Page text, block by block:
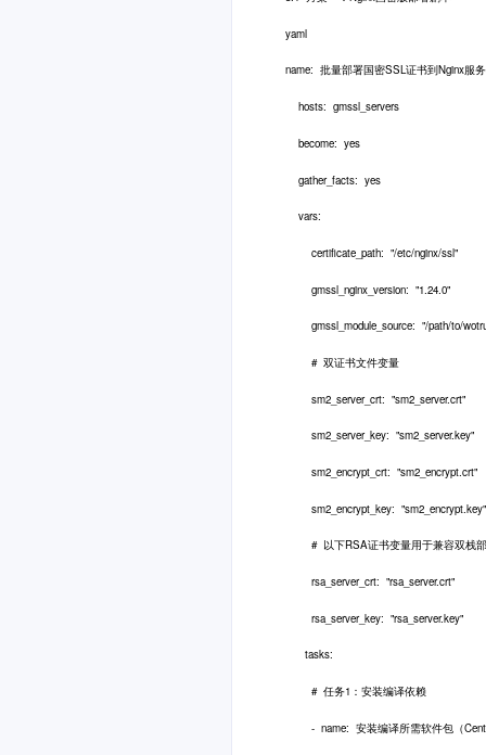
yaml
name: 批量部署国密SSL证书到Nginx服
hosts: gmssl_servers
become: yes
gather_facts: yes
vars:
certificate_path: "/etc/nginx/ssl"
gmssl_nginx_version: "1.24.0"
gmssl_module_source: "/path/to/
# 双证书文件变量
sm2_server_crt: "sm2_server.crt"
sm2_server_key: "sm2_server.key"
sm2_encrypt_crt: "sm2_encrypt.crt"
sm2_encrypt_key: "sm2_encrypt.key"
# 以下RSA证书变量用于兼容双栈
rsa_server_crt: "rsa_server.crt"
rsa_server_key: "rsa_server.key"
tasks:
# 任务1：安装编译依赖
- name: 安装编译所需软件包（